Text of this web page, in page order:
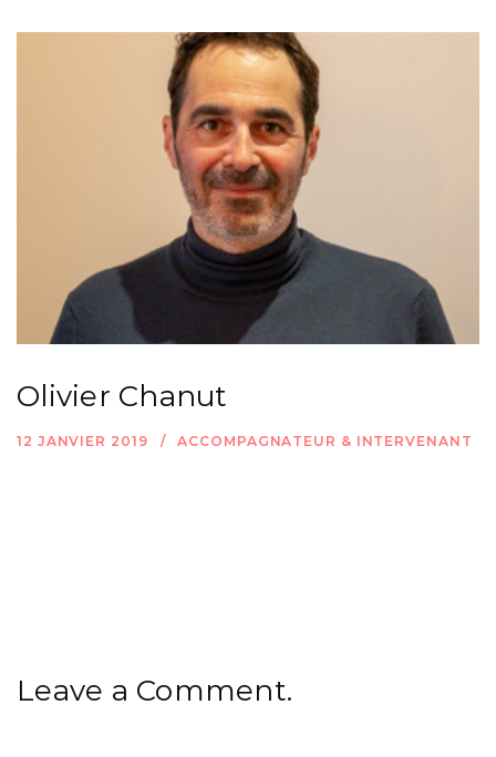
Olivier Chanut
12 JANVIER 2019 ACCOMPAGNATEUR & INTERVENANT
Leave a Comment.